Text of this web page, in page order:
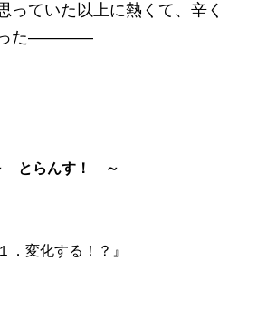
ていた以上に熱くて、辛く
った――――
とらんす！ ～
１．変化する！？』